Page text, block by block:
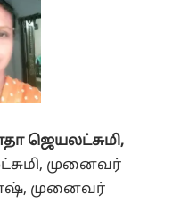
ஜெயலட்சுமி,
முனைவர்
முனைவர்